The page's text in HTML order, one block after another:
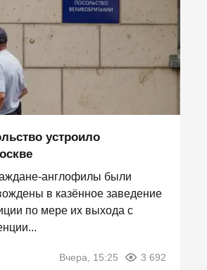
устроило
англофилы были
в казённое заведение
по мере их выхода с
Вчера, 15:25 3 692